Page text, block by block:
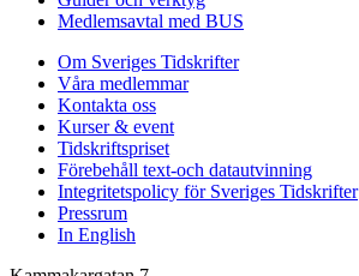
Medlemsavtal med BUS
Om Sveriges Tidskrifter
Våra medlemmar
Kontakta oss
Kurser & event
Tidskriftspriset
Förebehåll text-och datautvinning
Integritetspolicy för Sveriges Tidskrifter
Pressrum
In English